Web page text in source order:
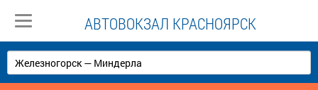
АВТОВОКЗАЛ КРАСНОЯРСК